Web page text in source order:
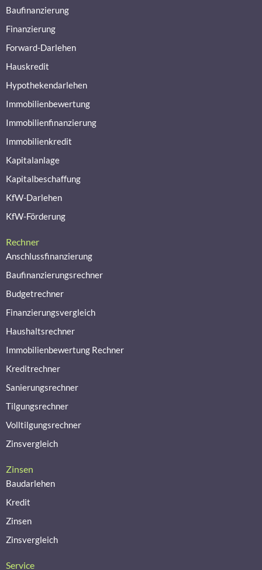
Baufinanzierung
Finanzierung
Forward-Darlehen
Hauskredit
Hypothekendarlehen
Immobilienbewertung
Immobilienfinanzierung
Immobilienkredit
Kapitalanlage
Kapitalbeschaffung
KfW-Darlehen
KfW-Förderung
Rechner
Anschlussfinanzierung
Baufinanzierungsrechner
Budgetrechner
Finanzierungsvergleich
Haushaltsrechner
Immobilienbewertung Rechner
Kreditrechner
Sanierungsrechner
Tilgungsrechner
Volltilgungsrechner
Zinsvergleich
Zinsen
Baudarlehen
Kredit
Zinsen
Zinsvergleich
Service